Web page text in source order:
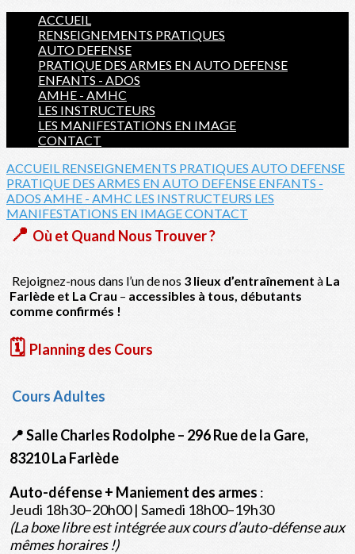
ACCUEIL
RENSEIGNEMENTS PRATIQUES
AUTO DEFENSE
PRATIQUE DES ARMES EN AUTO DEFENSE
ENFANTS - ADOS
AMHE - AMHC
LES INSTRUCTEURS
LES MANIFESTATIONS EN IMAGE
CONTACT
ACCUEIL RENSEIGNEMENTS PRATIQUES AUTO DEFENSE
PRATIQUE DES ARMES EN AUTO DEFENSE ENFANTS -
ADOS AMHE - AMHC LES INSTRUCTEURS LES
MANIFESTATIONS EN IMAGECONTACT
📍 Où et Quand Nous Trouver ?
Rejoignez-nous dans l’un de nos 3 lieux d’entraînement à La
Farlède et La Crau – accessibles à tous, débutants
comme confirmés !
🗓️ Planning des Cours
Cours Adultes
📍 Salle Charles Rodolphe– 296 Rue de la Gare,
83210 La Farlède
Auto-défense + Maniement des armes :
Jeudi 18h30–20h00 | Samedi 18h00–19h30
(La boxe libre est intégrée aux cours d’auto-défense aux
mêmes horaires !)